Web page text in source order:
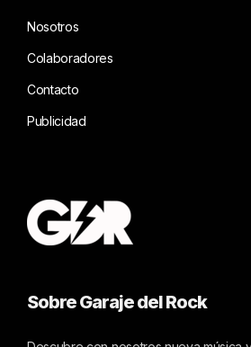
Nosotros
Colaboradores
Contacto
Publicidad
Sobre Garaje del Rock